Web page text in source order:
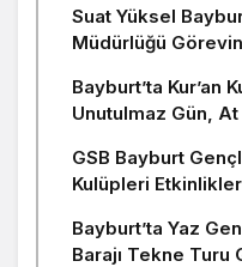
Suat Yüksel
Müdürlüğü
Bayburt’ta Kur’an
Unutulmaz Gün,
GSB Bayburt
Kulüpleri
Bayburt’ta Yaz
Barajı Tekne Turu